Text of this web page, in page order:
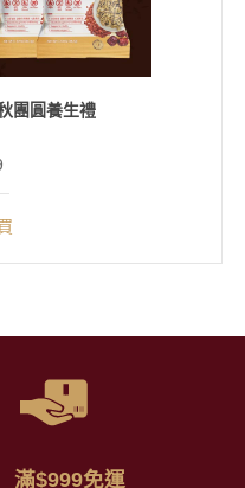
團圓養生禮
滿$999免運